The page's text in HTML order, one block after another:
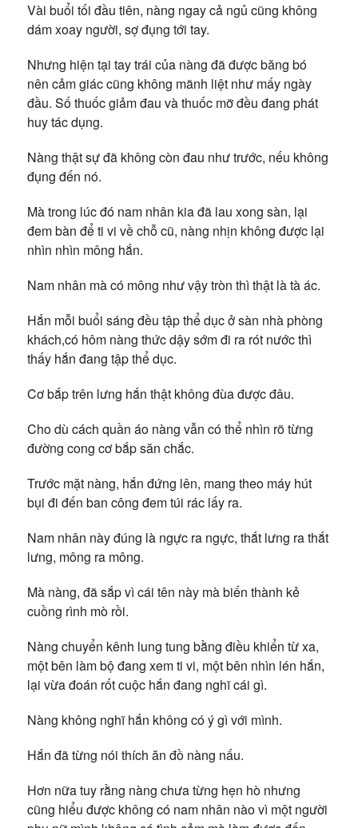
Vài buổi tối đầu tiên, nàng ngay cả ngủ cũng không
dám xoay người, sợ đụng tới tay.
Nhưng hiện tại tay trái của nàng đã được băng bó
nên cảm giác cũng không mãnh liệt như mấy ngày
đầu. Số thuốc giảm đau và thuốc mỡ đều đang phát
huy tác dụng.
Nàng thật sự đã không còn đau như trước, nếu không
đụng đến nó.
Mà trong lúc đó nam nhân kia đã lau xong sàn, lại
đem bàn để ti vi về chỗ cũ, nàng nhịn không được lại
nhìn nhìn mông hắn.
Nam nhân mà có mông như vậy tròn thì thật là tà ác.
Hắn mỗi buổi sáng đều tập thể dục ở sàn nhà phòng
khách,có hôm nàng thức dậy sớm đi ra rót nước thì
thấy hắn đang tập thể dục.
Cơ bắp trên lưng hắn thật không đùa được đâu.
Cho dù cách quần áo nàng vẫn có thể nhìn rõ từng
đường cong cơ bắp săn chắc.
Trước mặt nàng, hắn đứng lên, mang theo máy hút
bụi đi đến ban công đem túi rác lấy ra.
Nam nhân này đúng là ngực ra ngực, thắt lưng ra thắt
lưng, mông ra mông.
Mà nàng, đã sắp vì cái tên này mà biến thành kẻ
cuồng rình mò rồi.
Nàng chuyển kênh lung tung bằng điều khiển từ xa,
một bên làm bộ đang xem ti vi, một bên nhìn lén hắn,
lại vừa đoán rốt cuộc hắn đang nghĩ cái gì.
Nàng không nghĩ hắn không có ý gì với mình.
Hắn đã từng nói thích ăn đồ nàng nấu.
Hơn nữa tuy rằng nàng chưa từng hẹn hò nhưng
cũng hiểu được không có nam nhân nào vì một người